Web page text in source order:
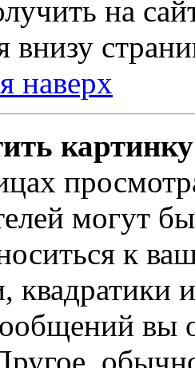
на
внизу
наверх
могут
к
вы